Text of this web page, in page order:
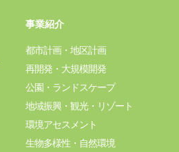
事業紹介
都市計画・地区計画
再開発・大規模開発
公園・ランドスケープ
地域振興・観光・リゾート
環境アセスメント
生物多様性・自然環境